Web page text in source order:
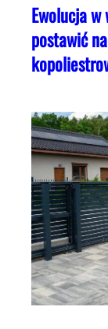
Ewolucja
postawić